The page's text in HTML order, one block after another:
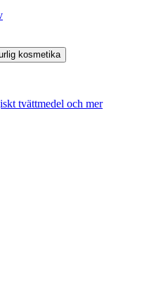
tvättmedel och mer